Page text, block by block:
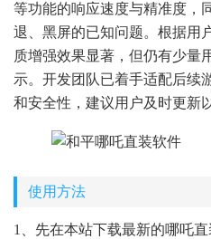
等功能的响应速度与精准度，
退、黑屏的已知问题。根据用
质增强效果显著，但仍有少量
示。开发团队已着手适配后续
和安全性，建议用户及时更新
使用方法
1、先在本站下载最新的哪吒直